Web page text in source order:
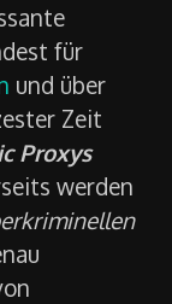
für
und über
Zeit
Proxys
werden